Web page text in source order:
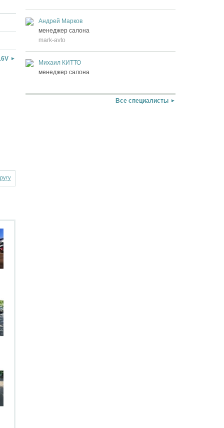
Андрей Марков
менеджер салона
mark-avto
Михаил КИТТО
менеджер салона
Все специалисты